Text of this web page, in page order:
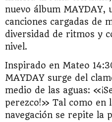
nuevo álbum MAYDAY,
canciones cargadas de
diversidad de ritmos y
nivel.
Inspirado en Mateo
MAYDAY surge del
medio de las aguas:
perezco!» Tal como en
navegación se repite la